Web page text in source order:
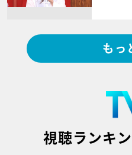
もっ
視聴ランキ